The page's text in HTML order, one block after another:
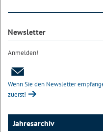
Newsletter
Anmelden!
Wenn Sie den Newsletter
zuerst!
Jahresarchiv